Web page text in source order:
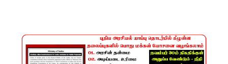
கடற்பரப்பி
ல் சிக்கிய